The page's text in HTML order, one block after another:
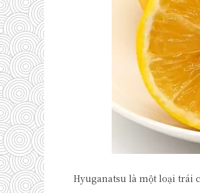
Hyuganatsu là một loại trái